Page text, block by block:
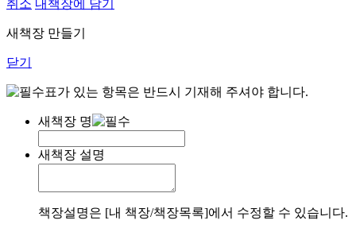
취소 내책장에 담기
새책장 만들기
닫기
표가 있는 항목은 반드시 기재해 주셔야 합니다.
새책장 명
새책장 설명
책장설명은 [내 책장/책장목록]에서 수정할 수 있습니다.